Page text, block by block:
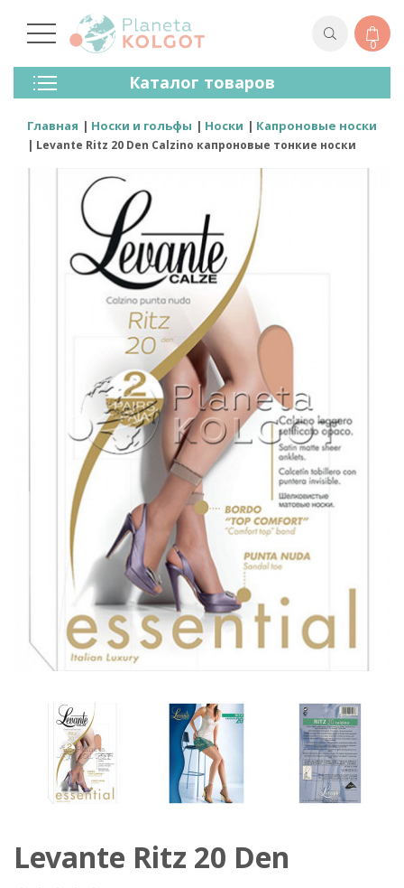
0
Каталог товаров
Колготки
Чулки
Лосины (леггинсы)
Спортивная Одежда
Для Мужчин
Для Детей
Бренды
Главная Носки и гольфы Носки Капроновые носки
Levante Ritz 20 Den Calzino капроновые тонкие носки
Levante Ritz 20 Den